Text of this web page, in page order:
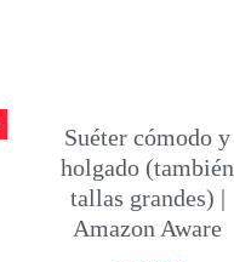
Suéter cómodo y
holgado (también
tallas grandes) |
Amazon Aware